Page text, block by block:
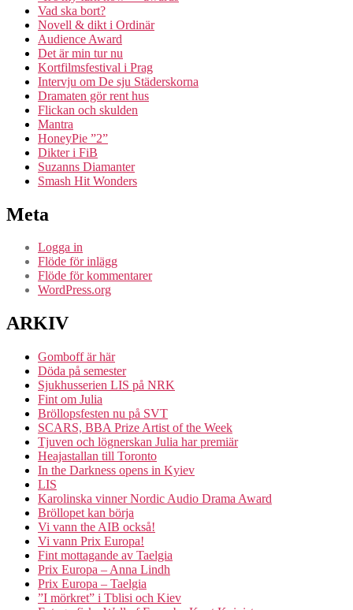
Vad ska bort?
Novell & dikt i Ordinär
Audience Award
Det är min tur nu
Kortfilmsfestival i Prag
Intervju om De sju Städerskorna
Dramaten gör rent hus
Flickan och skulden
Mantra
HoneyPie ”2”
Dikter i FiB
Suzanns Diamanter
Smash Hit Wonders
Meta
Logga in
Flöde för inlägg
Flöde för kommentarer
WordPress.org
ARKIV
Gomboff är här
Döda på semester
Sjukhusserien LIS på NRK
Fint om Julia
Bröllopsfesten nu på SVT
SCARS, BBA Prize Artist of the Week
Tjuven och lögnerskan Julia har premiär
Heajastallan till Toronto
In the Darkness opens in Kyiev
LIS
Karolinska vinner Nordic Audio Drama Award
Bröllopet kan börja
Vi vann the AIB också!
Vi vann Prix Europa!
Fint mottagande av Taelgia
Prix Europa – Anna Lindh
Prix Europa – Taelgia
”I mörkret” i Tblisi och Kiev